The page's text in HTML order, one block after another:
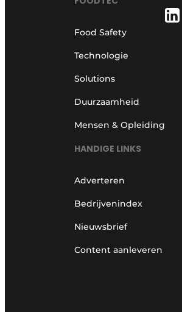
Food Safety
Technologie
Solutions
Duurzaamheid
Mensen & Opleiding
HANDIGE LINKS
Adverteren
Bedrijvenindex
Nieuwsbrief
Content aanleveren